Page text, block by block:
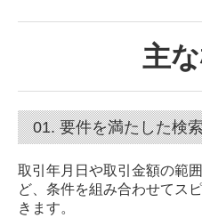
主
01. 要件を満たした検
取引年月日や取引金額の範
ど、 条件を組み合わせてス
きます。